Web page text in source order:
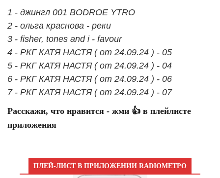
1 - джингл 001 BODROE YTRO
2 - ольга краснова - реки
3 - fisher, tones and i - favour
4 - РКГ КАТЯ НАСТЯ ( от 24.09.24 ) - 05
5 - РКГ КАТЯ НАСТЯ ( от 24.09.24 ) - 04
6 - РКГ КАТЯ НАСТЯ ( от 24.09.24 ) - 06
7 - РКГ КАТЯ НАСТЯ ( от 24.09.24 ) - 07
Расскажи, что нравится - жми 👍 в плейлисте
приложения
ПЛЕЙ-ЛИСТ В ПРИЛОЖЕНИИ RADIOМЕТРО